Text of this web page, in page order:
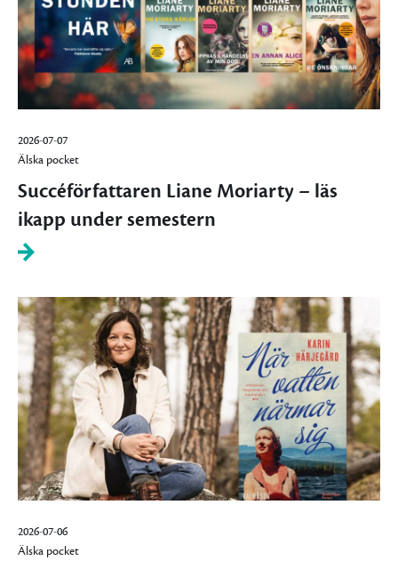
2026-07-07
Älska pocket
Succéförfattaren Liane Moriarty – läs
ikapp under semestern
2026-07-06
Älska pocket